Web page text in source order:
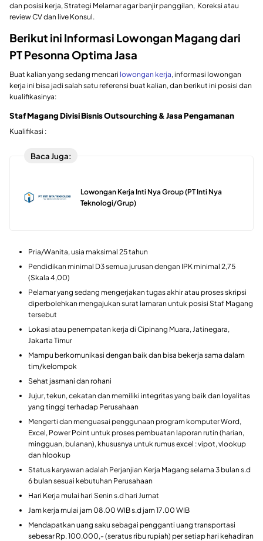
dan posisi kerja, Strategi Melamar agar banjir panggilan, Koreksi atau
review CV dan live Konsul.
Berikut ini Informasi Lowongan Magang dari
PT Pesonna Optima Jasa
Buat kalian yang sedang mencari lowongan kerja, informasi lowongan
kerja ini bisa jadi salah satu referensi buat kalian, dan berikut ini posisi dan
kualifikasinya:
Staf Magang Divisi Bisnis Outsourching & Jasa Pengamanan
Kualifikasi :
Baca Juga:
Lowongan Kerja Inti Nya Group (PT Inti Nya
Teknologi/Grup)
Pria/Wanita, usia maksimal 25 tahun
Pendidikan minimal D3 semua jurusan dengan IPK minimal 2,75
(Skala 4,00)
Pelamar yang sedang mengerjakan tugas akhir atau proses skripsi
diperbolehkan mengajukan surat lamaran untuk posisi Staf Magang
tersebut
Lokasi atau penempatan kerja di Cipinang Muara, Jatinegara,
Jakarta Timur
Mampu berkomunikasi dengan baik dan bisa bekerja sama dalam
tim/kelompok
Sehat jasmani dan rohani
Jujur, tekun, cekatan dan memiliki integritas yang baik dan loyalitas
yang tinggi terhadap Perusahaan
Mengerti dan menguasai penggunaan program komputer Word,
Excel, Power Point untuk proses pembuatan laporan rutin (harian,
mingguan, bulanan), khususnya untuk rumus excel : vipot, vlookup
dan hlookup
Status karyawan adalah Perjanjian Kerja Magang selama 3 bulan s.d
6 bulan sesuai kebutuhan Perusahaan
Hari Kerja mulai hari Senin s.d hari Jumat
Jam kerja mulai jam 08.00 WIB s.d jam 17.00 WIB
Mendapatkan uang saku sebagai pengganti uang transportasi
sebesar Rp. 100.000,- (seratus ribu rupiah) per setiap hari kehadiran